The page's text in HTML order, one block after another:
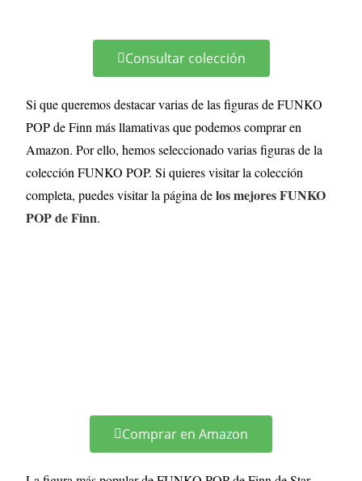
Consultar colección
Si que queremos destacar varias de las figuras de FUNKO
POP de Finn más llamativas que podemos comprar en
Amazon. Por ello, hemos seleccionado varias figuras de la
colección FUNKO POP. Si quieres visitar la colección
completa, puedes visitar la página delos mejores FUNKO
POP de Finn.
Comprar en Amazon